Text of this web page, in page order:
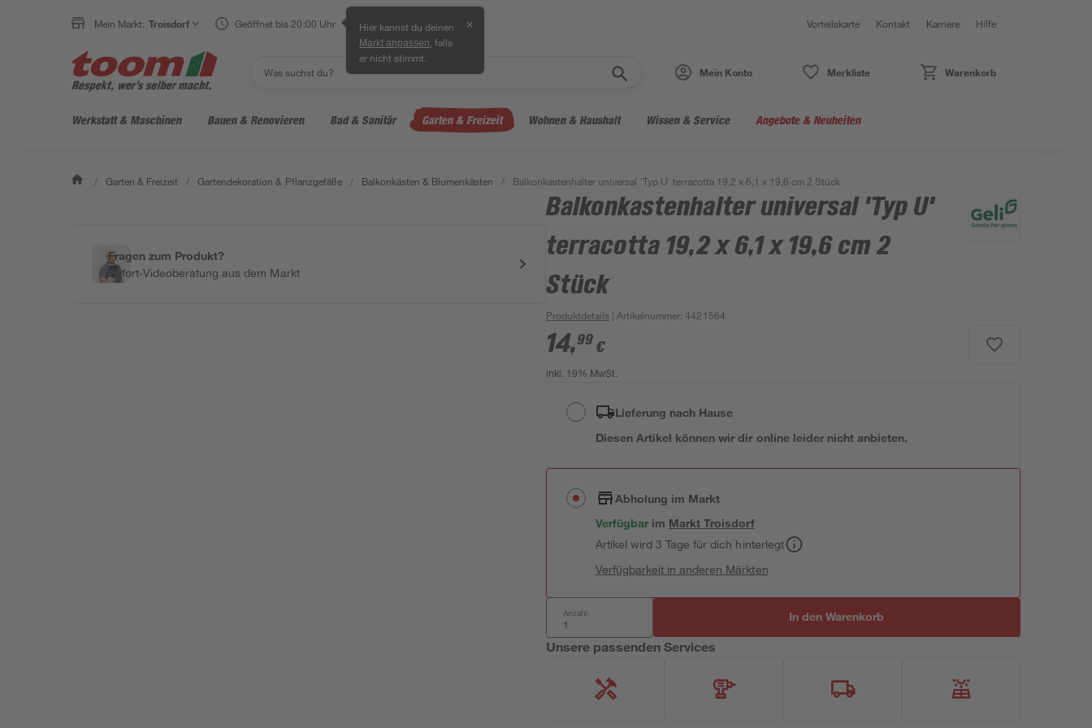
Mein Markt: Troisdorf Geöffnet bis 20:00 Uhr Hier kannst du deinen
Markt anpassen , falls
er nicht stimmt.
✕ Vorteilskarte Kontakt Karriere Hilfe
Mein Konto Merkliste Warenkorb
Werkstatt & Maschinen Bauen & Renovieren Bad & Sanitär Garten & Freizeit Wohnen & Haushalt Wissen & Service Angebote & Neuheiten
/ Garten & Freizeit / Gartendekoration & Pflanzgefäße / Balkonkästen & Blumenkästen / Balkonkastenhalter universal 'Typ U' terracotta 19,2 x 6,1 x 19,6 cm 2 Stück
Fragen zum Produkt?
Sofort-Videoberatung aus dem Markt
Balkonkastenhalter universal 'Typ U'
terracotta 19,2 x 6,1 x 19,6 cm 2
Stück
Produktdetails | Artikelnummer:4421564
14,99 €
inkl. 19% MwSt.
Lieferung nach Hause
Diesen Artikel können wir dir online leider nicht anbieten.
Abholung im Markt
Verfügbar im MarktTroisdorf
Artikel wird 3 Tage für dich hinterlegt
Verfügbarkeit in anderen Märkten
Anzahl: In den Warenkorb
Unsere passenden Services